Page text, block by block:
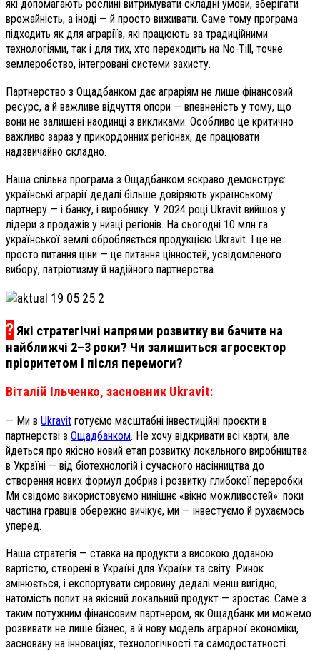
які допомагають рослині витримувати складні умови, зберігати
врожайність, а іноді — й просто виживати. Саме тому програма
підходить як для аграріїв, які працюють за традиційними
технологіями, так і для тих, хто переходить на No-Till, точне
землеробство, інтегровані системи захисту.
Партнерство з Ощадбанком дає аграріям не лише фінансовий
ресурс, а й важливе відчуття опори — впевненість у тому, що
вони не залишені наодинці з викликами. Особливо це критично
важливо зараз у прикордонних регіонах, де працювати
надзвичайно складно.
Наша спільна програма з Ощадбанком яскраво демонструє:
українські аграрії дедалі більше довіряють українському
партнеру — і банку, і виробнику. У 2024 році Ukravit вийшов у
лідери з продажів у низці регіонів. На сьогодні 10 млн га
української землі обробляється продукцією Ukravit. І це не
просто питання ціни — це питання цінностей, усвідомленого
вибору, патріотизму й надійного партнерства.
?Які стратегічні напрями розвитку ви бачите на
найближчі 2–3 роки? Чи залишиться агросектор
пріоритетом і після перемоги?
Віталій Ільченко, засновник Ukravit:
— Ми в Ukravit готуємо масштабні інвестиційні проєкти в
партнерстві з Ощадбанком. Не хочу відкривати всі карти, але
йдеться про якісно новий етап розвитку локального виробництва
в Україні — від біотехнологій і сучасного насінництва до
створення нових формул добрив і розвитку глибокої переробки.
Ми свідомо використовуємо нинішнє «вікно можливостей»: поки
частина гравців обережно вичікує, ми — інвестуємо й рухаємось
уперед.
Наша стратегія — ставка на продукти з високою доданою
вартістю, створені в Україні для України та світу. Ринок
змінюється, і експортувати сировину дедалі менш вигідно,
натомість попит на якісний локальний продукт — зростає. Саме з
таким потужним фінансовим партнером, як Ощадбанк ми можемо
розвивати не лише бізнес, а й нову модель аграрної економіки,
засновану на інноваціях, технологічності та самодостатності.